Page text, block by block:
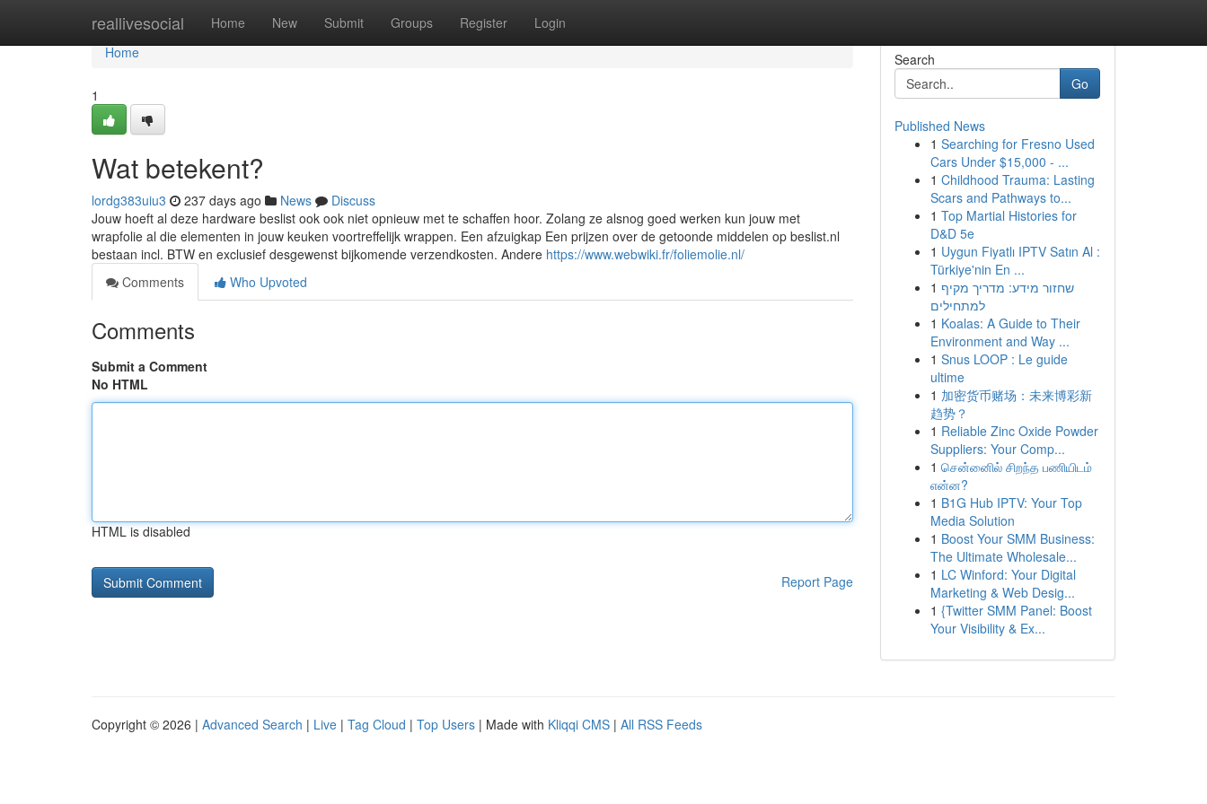
reallivesocial Home New Submit Groups Register Login
Home
Home
1
Wat betekent?
lordg383uiu3 237 days ago News
Discuss
Jouw hoeft al deze hardware beslist ook ook niet opnieuw met te schaffen hoor. Zolang ze alsnog goed werken kun jouw met
wrapfolie al die elementen in jouw keuken voortreffelijk wrappen. Een afzuigkap Een prijzen over de getoonde middelen op beslist.nl
bestaan incl. BTW en exclusief desgewenst bijkomende verzendkosten. Andere https://www.webwiki.fr/foliemolie.nl/
Comments
Who Upvoted
Comments
Submit a Comment
No HTML
HTML is disabled
Report Page
Search
Go
Published News
1 Searching for Fresno Used
Cars Under $15,000 - ...
1 Childhood Trauma: Lasting
Scars and Pathways to...
1 Top Martial Histories for
D&D 5e
1 Uygun Fiyatlı IPTV Satın Al :
Türkiye'nin En ...
1 שחזור מידע: מדריך מקיף
למתחילים
1 Koalas: A Guide to Their
Environment and Way ...
1 Snus LOOP : Le guide
ultime
1 加密货币赌场：未来博彩新
趋势？
1 Reliable Zinc Oxide Powder
Suppliers: Your Comp...
1 சென்னைில் சிறந்த பணியிடம்
என்ன?
1 B1G Hub IPTV: Your Top
Media Solution
1 Boost Your SMM Business:
The Ultimate Wholesale...
1 LC Winford: Your Digital
Marketing & Web Desig...
1 {Twitter SMM Panel: Boost
Your Visibility & Ex...
Copyright © 2026 | Advanced Search | Live | Tag Cloud | Top Users | Made with Kliqqi CMS | All RSS Feeds